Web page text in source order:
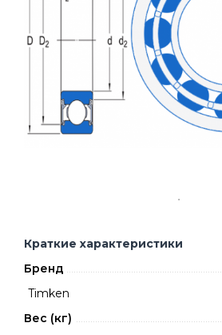
Краткие характеристики
Бренд
Timken
Вес (кг)